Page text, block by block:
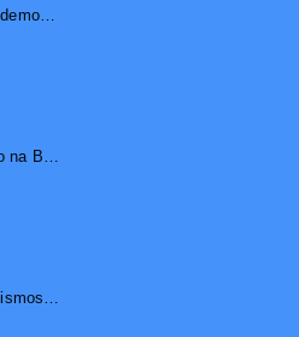
Urna eletrônica é patrimônio da democracia, diz presidente do TSE
Gás de cozinha fica mais barato na Bahia após redução de 7,1%
TRE da Bahia apresenta mecanismos de segurança das urnas e nova ordem de votação para eleições